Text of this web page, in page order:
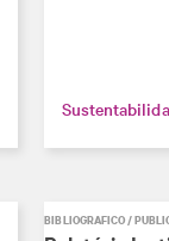
BIBLIOGRÁFICO /